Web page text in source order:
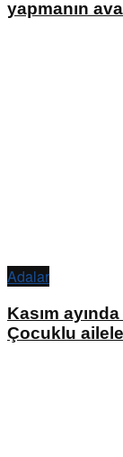
yapmanın
Adalar
Kasım
Çocuklu